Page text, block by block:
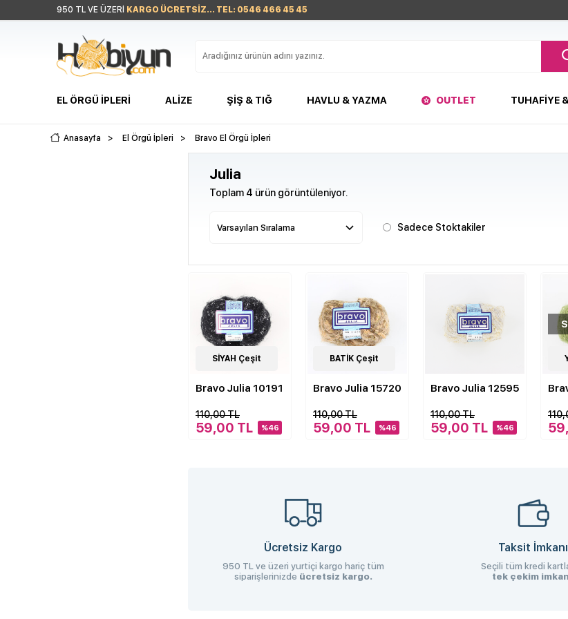
950 TL VE ÜZERİ KARGO ÜCRETSİZ... TEL: 0546 466 45 45
EL ÖRGÜ İPLERI ALIZE ŞIŞ & TIĞ HAVLU & YAZMA OUTLET TUHAFIYE
Anasayfa > El Örgü İpleri > Bravo El Örgü İpleri
Julia
Toplam 4 ürün görüntüleniyor.
Sadece Stoktakiler
3Çeşit
SİYAH Çeşit
Bravo Julia 10191
110,00 TL
59,00 TL %46
3Çeşit
BATİK Çeşit
Bravo Julia 15720
110,00 TL
59,00 TL %46
Bravo Julia 12595
110,00 TL
59,00 TL %46
Ücretsiz Kargo
950 TL ve üzeri yurtiçi kargo hariç tüm
siparişlerinizde ücretsiz kargo.
Taksit İmkanı
Seçili tüm kredi
tek çekim